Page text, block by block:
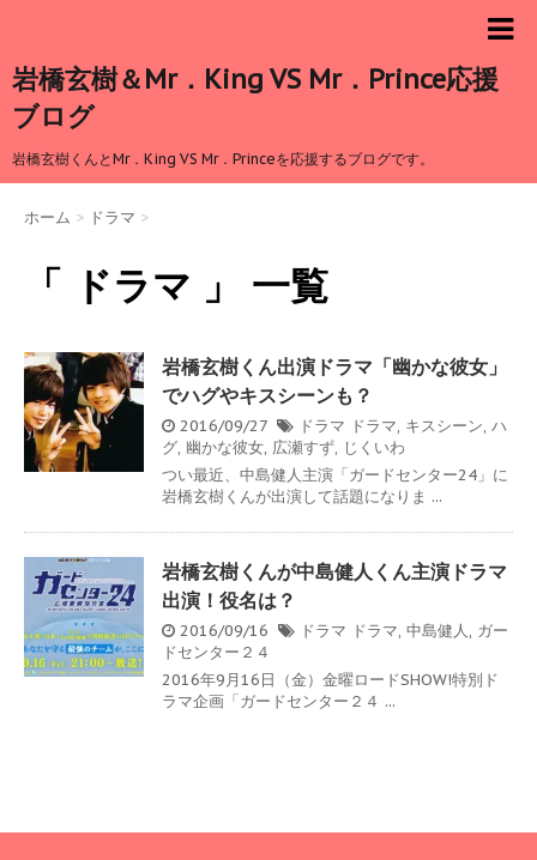
岩橋玄樹＆Mr．King VS Mr．Prince応援
ブログ
岩橋玄樹くんとMr．King VS Mr．Princeを応援するブログです。
ホーム > ドラマ >
「 ドラマ 」 一覧
岩橋玄樹くん出演ドラマ「幽かな彼女」
でハグやキスシーンも？
2016/09/27 ドラマ ドラマ, キスシーン, ハ
グ, 幽かな彼女, 広瀬すず, じくいわ
つい最近、中島健人主演「ガードセンター24」に
岩橋玄樹くんが出演して話題になりま ...
岩橋玄樹くんが中島健人くん主演ドラマ
出演！役名は？
2016/09/16 ドラマ ドラマ, 中島健人, ガー
ドセンター２４
2016年9月16日（金）金曜ロードSHOW!特別ド
ラマ企画「ガードセンター２４ ...